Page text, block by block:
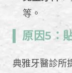
等。
原因5：
典雅牙醫診所